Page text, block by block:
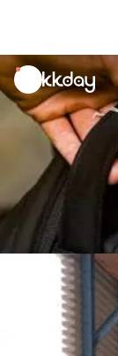
unread
notifications